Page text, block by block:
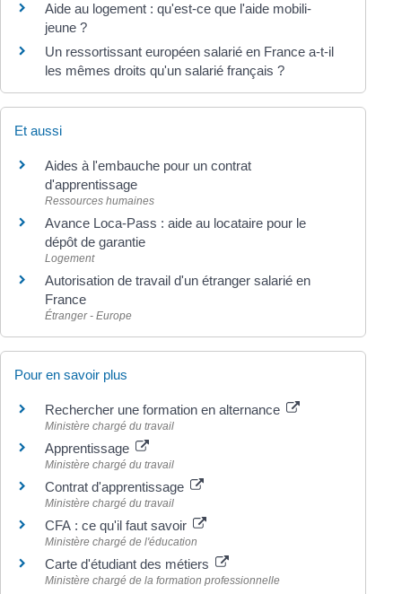
Aide au logement : qu'est-ce que l'aide mobili-
jeune ?
Un ressortissant européen salarié en France a-t-il
les mêmes droits qu'un salarié français ?
Et aussi
Aides à l'embauche pour un contrat
d'apprentissage
Ressources humaines
Avance Loca-Pass : aide au locataire pour le
dépôt de garantie
Logement
Autorisation de travail d'un étranger salarié en
France
Étranger - Europe
Pour en savoir plus
Rechercher une formation en alternance
Ministère chargé du travail
Apprentissage
Ministère chargé du travail
Contrat d'apprentissage
Ministère chargé du travail
CFA : ce qu'il faut savoir
Ministère chargé de l'éducation
Carte d'étudiant des métiers
Ministère chargé de la formation professionnelle